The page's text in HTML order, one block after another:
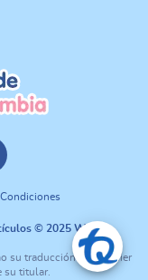
© 2025 Winny
su traducción a cualquier
su titular.